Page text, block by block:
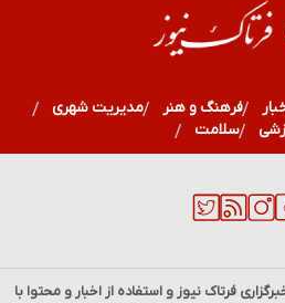
فرهنگ و هنر
مدیریت شهری
سلامت استان ها
فرتاک نیوز و استفاده از اخبار و محتوا با